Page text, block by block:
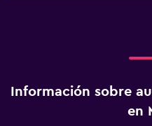
Información sobre
en